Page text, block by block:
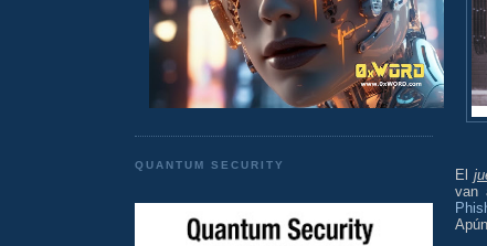
QUANTUM SECURITY
El
van